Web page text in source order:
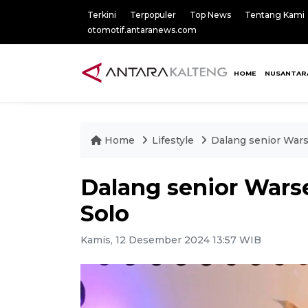
Terkini Terpopuler Top News
Tentang Kami
otomotif.antaranews.com
HOME
Home Lifestyle Dalang senior
Dalang senior
Solo
Kamis, 12 Desember 2024 13:57 WIB